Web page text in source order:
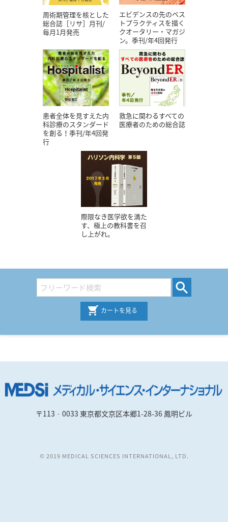
周術期管理を核とした
総合誌［リサ］月刊/
毎月1月発売
エビデンスの先のベス
トプラクティスを描く
クオータリー・マガジ
ン。季刊/年4回発行
患者全体を見すえた内
科診療のスタンダード
を創る！季刊/年4回発
行
救急に関わるすべての
医療者のための総合誌
際限なき医学欲を満た
す、極上の教科書を召
し上がれ。
カートを見る
〒113‐0033 東京都文京区本郷1-28-36 鳳明ビル
© 2019 MEDICAL SCIENCES INTERNATIONAL, LTD.